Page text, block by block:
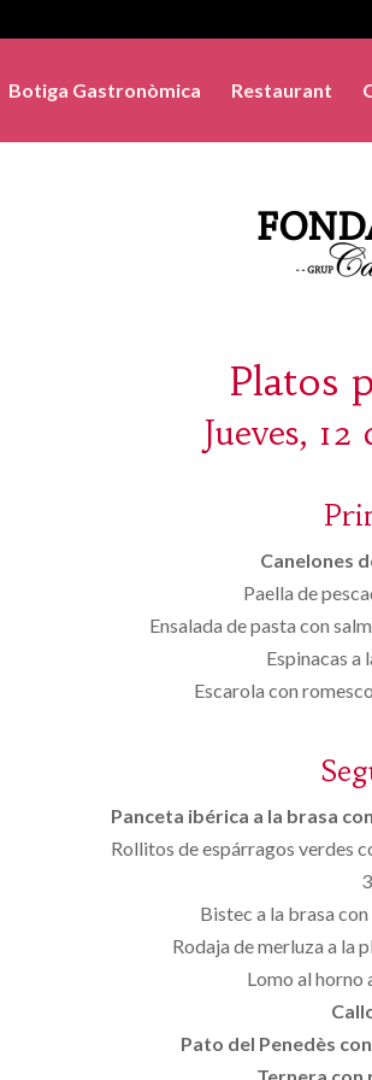
Botiga Gastronòmica Restaurant
Platos
Jueves,
Canelones
Paella de
Ensalada de pasta con
Espinacas a
Escarola con
Panceta ibérica a la brasa
Rollitos de espárragos verdes
Bistec a la brasa
Rodaja de merluza a la
Lomo al horno
Pato del Penedès